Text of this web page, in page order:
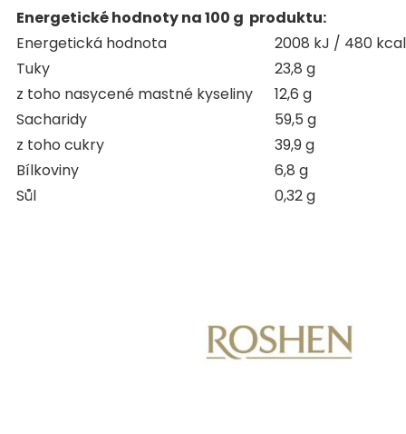
Energetické hodnoty na 100 g produktu:
Energetická hodnota
2008 kJ / 480 kcal
Tuky
23,8 g
z toho nasycené mastné kyseliny
12,6 g
Sacharidy
59,5 g
z toho cukry
39,9 g
Bílkoviny
6,8 g
Sůl
0,32 g